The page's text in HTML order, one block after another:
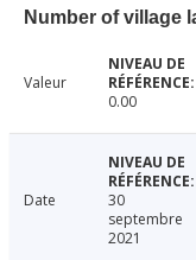
Number of village
Valeur
0.00
Date
30
septembre
2021